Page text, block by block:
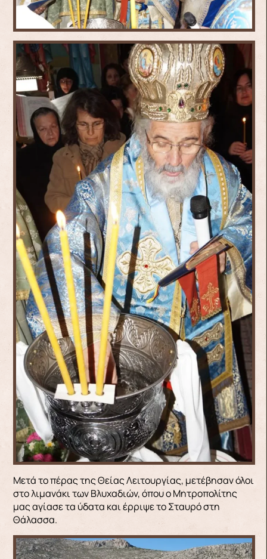
Μετά το πέρας της Θείας Λειτουργίας, μετέβησαν όλοι
στο λιμανάκι των Βλυχαδιών, όπου ο Μητροπολίτης
μας αγίασε τα ύδατα και έρριψε το Σταυρό στη
Θάλασσα.